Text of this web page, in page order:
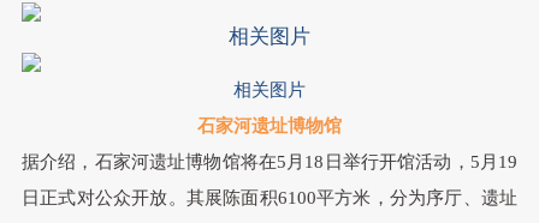
相关图片
相关图片
石家河遗址博物馆
据介绍， 石家河遗址博物馆将在5月18日举行开馆活动，5月19
日正式对公众开放。其展陈面积6100平方米，分为序厅、遗址